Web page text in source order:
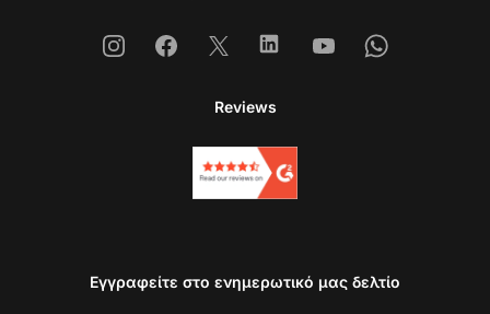
InstagramFacebook
X LinkedinYoutubeWhatsapp
Reviews
Εγγραφείτε στο ενημερωτικό μας δελτίο